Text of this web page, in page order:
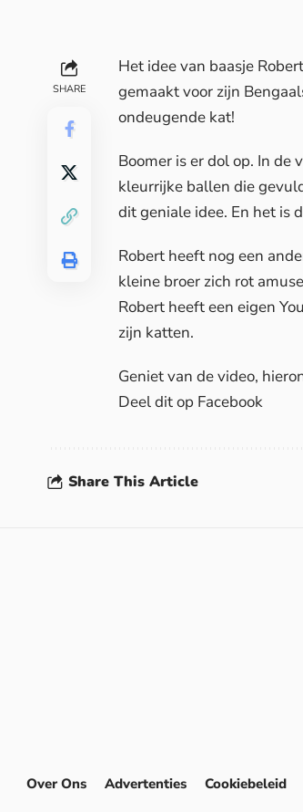
SHARE
Het idee van baasje
gemaakt voor zijn
ondeugende kat!
Boomer is er dol op. In de
kleurrijke ballen die
dit geniale idee. En het is
Robert heeft nog een
kleine broer zich rot
Robert heeft een eigen
zijn katten.
Geniet van de video,
Deel dit op Facebook
Share This Article
Over Ons Advertenties Cookiebeleid